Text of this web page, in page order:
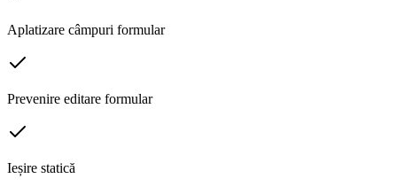
Aplatizare câmpuri formular
Prevenire editare formular
Ieșire statică